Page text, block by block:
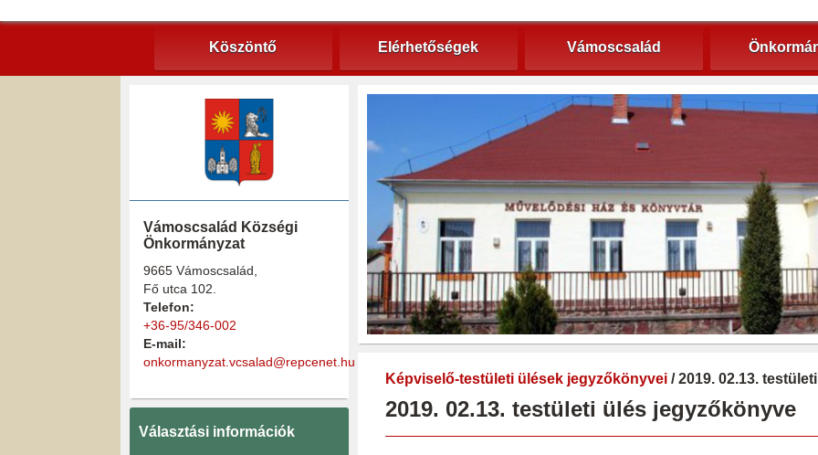
Köszöntő Elérhetőségek Vámoscsalád
Vámoscsalád Községi
Önkormányzat
9665 Vámoscsalád,
Fő utca 102.
Telefon:
+36-95/346-002
E-mail:
onkormanyzat.vcsalad@repcenet.hu
Választási információk
Képviselő-testületi ülések jegyzőkönyvei / 2019. 02.13.
2019. 02.13. testületi ülés jegyzőkönyve